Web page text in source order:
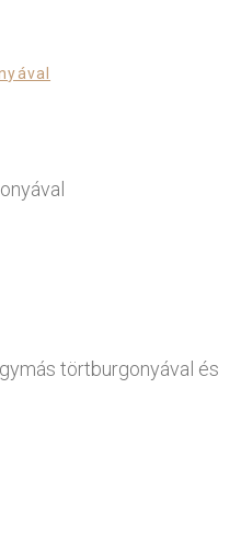
törtburgonyával és